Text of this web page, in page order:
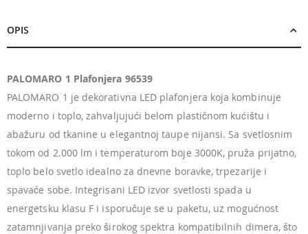
OPIS
PALOMARO 1 Plafonjera 96539
PALOMARO 1 je dekorativna LED plafonjera koja kombinuje
moderno i toplo, zahvaljujući belom plastičnom kućištu i
abažuru od tkanine u elegantnoj taupe nijansi. Sa svetlosnim
tokom od 2.000 lm i temperaturom boje 3000K, pruža prijatno,
toplo belo svetlo idealno za dnevne boravke, trpezarije i
spavaće sobe. Integrisani LED izvor svetlosti spada u
energetsku klasu F i isporučuje se u paketu, uz mogućnost
zatamnjivanja preko širokog spektra kompatibilnih dimera, što